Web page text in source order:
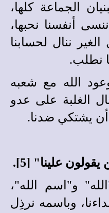
الجماعة كلها،
أنفسنا نحبها،
ننال لحسابنا
نطلب.
الله مع شعبه
الغلبة على عدو
أن يشتكي ضدنا.
علينا" [5].
و"اسم الله"،
وباسمه نرذِل